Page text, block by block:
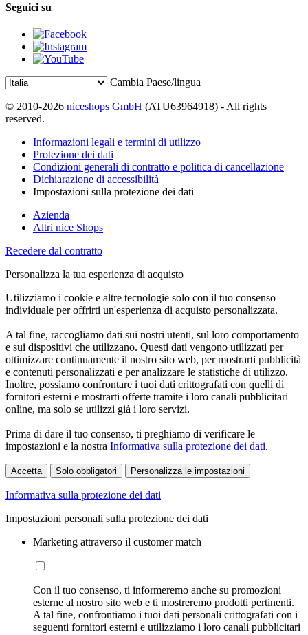
Seguici su
Cambia Paese/lingua
© 2010-2026 niceshops GmbH (ATU63964918) - All rights
reserved.
Informazioni legali e termini di utilizzo
Protezione dei dati
Condizioni generali di contratto e politica di cancellazione
Dichiarazione di accessibilità
Impostazioni sulla protezione dei dati
Azienda
Altri nice Shops
Recedere dal contratto
Personalizza la tua esperienza di acquisto
Utilizziamo i cookie e altre tecnologie solo con il tuo consenso
individuale per offrirti un'esperienza di acquisto personalizzata.
A tal fine, raccogliamo dati sui nostri utenti, sul loro comportamento
e sui dispositivi che utilizzano. Questi dati vengono utilizzati per
ottimizzare continuamente il nostro sito web, per mostrarti pubblicità
e contenuti personalizzati e per analizzare le statistiche di utilizzo.
Inoltre, possiamo confrontare i tuoi dati crittografati con quelli di
fornitori esterni e mostrarti offerte tramite i loro canali pubblicitari
online, ma solo se utilizzi già i loro servizi.
Prima di dare il tuo consenso, ti preghiamo di verificare le
impostazioni e la nostra Informativa sulla protezione dei dati.
Accetta Solo obbligatori Personalizza le impostazioni
Informativa sulla protezione dei dati
Impostazioni personali sulla protezione dei dati
Marketing attraverso il customer match
Con il tuo consenso, ti informeremo anche su promozioni
esterne al nostro sito web e ti mostreremo prodotti pertinenti.
A tal fine, confrontiamo i tuoi dati personali crittografati con i
seguenti fornitori esterni e utilizziamo i loro canali pubblicitari